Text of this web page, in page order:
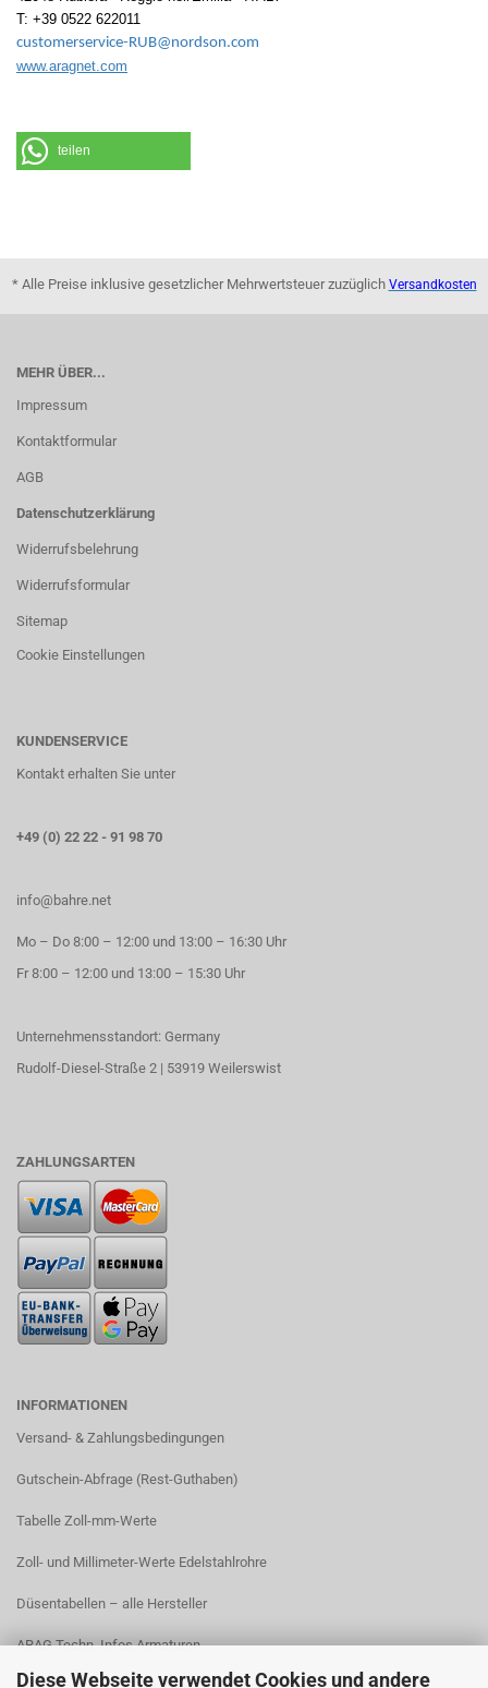
Diese Webseite verwendet Cookies und andere
T: +39 0522 622011
customerservice-RUB@nordson.com
www.aragnet.com
teilen
* Alle Preise inklusive gesetzlicher Mehrwertsteuer zuzüglich Versandkosten
MEHR ÜBER...
Impressum
Kontaktformular
AGB
Datenschutzerklärung
Widerrufsbelehrung
Widerrufsformular
Sitemap
Cookie Einstellungen
KUNDENSERVICE
Kontakt erhalten Sie unter
+49 (0) 22 22 - 91 98 70
info@bahre.net
Mo – Do 8:00 – 12:00 und 13:00 – 16:30 Uhr
Fr 8:00 – 12:00 und 13:00 – 15:30 Uhr
Unternehmensstandort: Germany
Rudolf-Diesel-Straße 2 | 53919 Weilerswist
ZAHLUNGSARTEN
INFORMATIONEN
Versand- & Zahlungsbedingungen​
Gutschein-Abfrage (Rest-Guthaben)
Tabelle Zoll-mm-Werte
Zoll- und Millimeter-Werte Edelstahlrohre
Düsentabellen – alle Hersteller
ARAG Techn. Infos Armaturen